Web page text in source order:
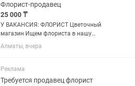
Флорист-продавец
25 000 ₸
У ВАКАНСИЯ: ФЛОРИСТ Цветочный
магазин Ищем флориста в нашу
команду! Условия: • График: 2/2 •
Время работы: с 10:00 до 23:00 •
коллектив • Комфортные условия...
Алматы, вчера
Реклама
Требуется продавец флорист